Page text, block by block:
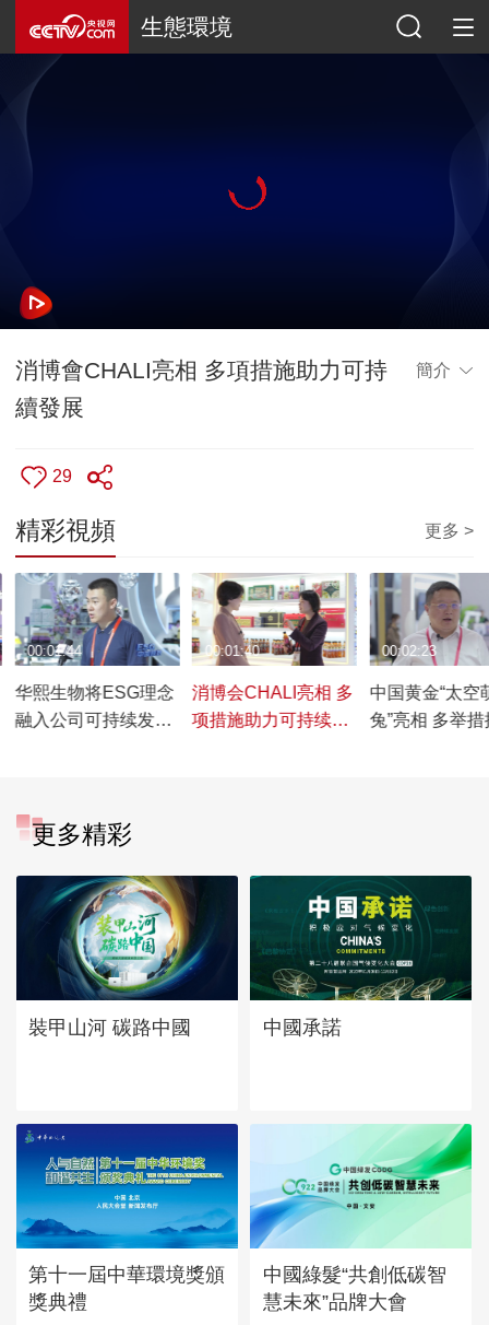
生態環境
消博會CHALI亮相 多項措施助力可持
續發展
簡介
29
精彩視頻 更多 >
华熙生物将ESG理念
融入公司可持续发展
00:01:44
消博会CHALI亮相 多
项措施助力可持续发
00:01:40
中国黄金“太空
兔”亮相 多举措推进
00:02:23
更多精彩
裝甲山河 碳路中國 中國承諾
第十一屆中華環境獎頒
獎典禮
中國綠髮“共創低碳智
慧未來”品牌大會